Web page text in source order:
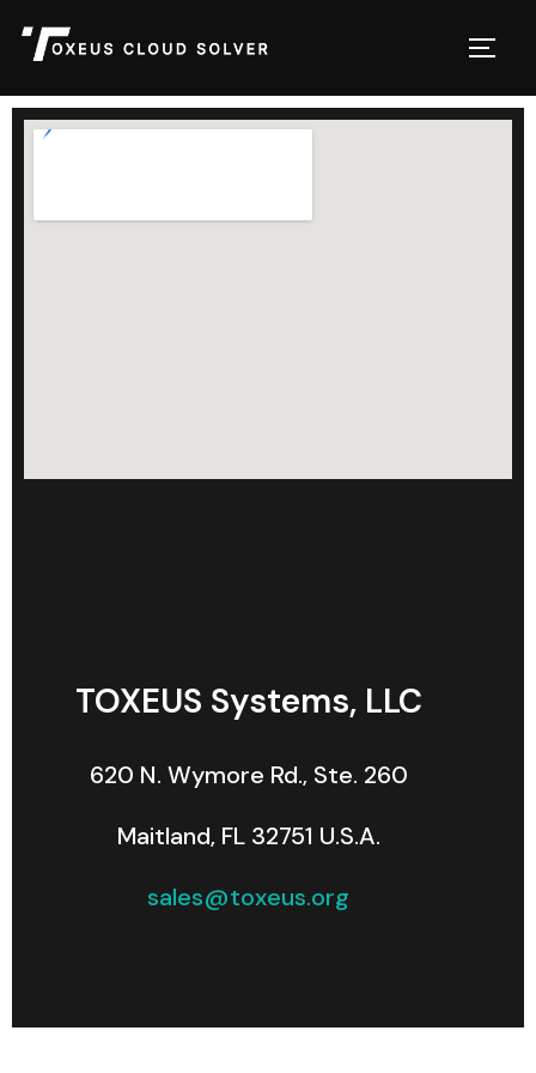
TOXEUS Systems, LLC​
620 N. Wymore Rd., Ste. 260
Maitland, FL 32751 U.S.A.
sales@toxeus.org